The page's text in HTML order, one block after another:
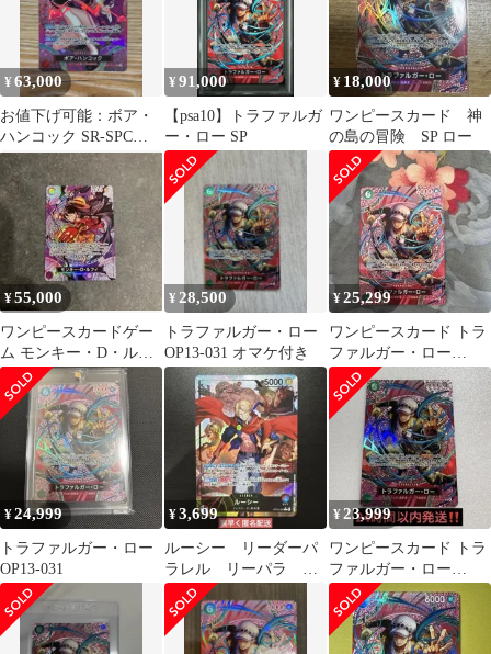
¥63,000
お値下げ可能：ボア・
ハンコック SR-SPC
[OP12 -014]
¥91,000
【psa10】トラファルガ
ー・ロー SP
¥ 18,000
ワンピースカード 神
の島の冒険 SP ロー
¥55,000
ワンピースカードゲー
ム モンキー・D・ルフ
ィ
¥ 28,500
トラファルガー・ロー
OP13-031 オマケ付き
¥25,299
ワンピースカード トラ
ファルガー・ロー
OP13-031
¥24,999
トラファルガー・ロー
OP13-031
¥3,699
ルーシー リーダーパ
ラレル リーパラ 神
の島の冒険
¥23,999
ワンピースカード トラ
ファルガー・ロー
OP13-031 sp